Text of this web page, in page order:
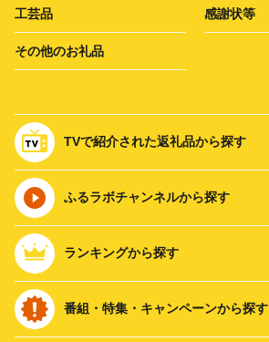
工芸品 感謝状等
その他のお礼品
TVで紹介された返礼品から探す
ふるラボチャンネルから探す
ランキングから探す
番組・特集・キャンペーンから探す